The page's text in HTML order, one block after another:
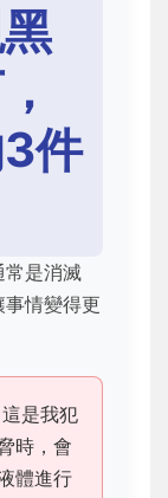
件
是消滅
情變得更
這是我犯
時，會
體進行